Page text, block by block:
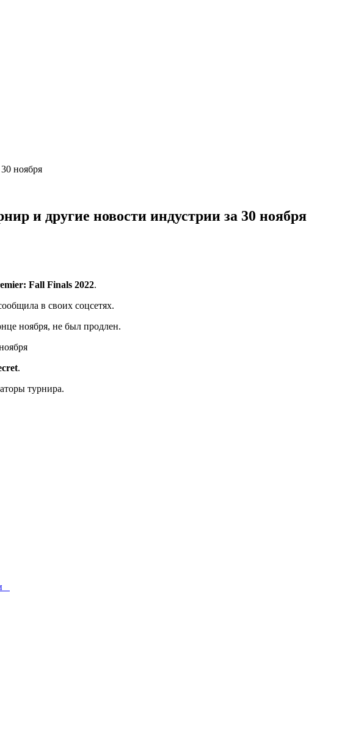
ноября
и другие новости индустрии за 30 ноября
Fall Finals 2022.
в своих соцсетях.
ноября, не был продлен.
.
турнира.